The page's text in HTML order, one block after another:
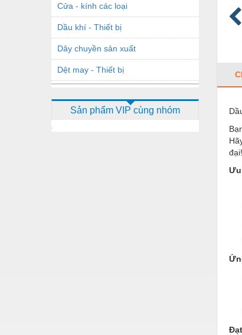
Cửa - kính các loại
Dầu khí - Thiết bị
Dây chuyền sản xuất
Dệt may - Thiết bị
Dịch vụ - Thi công
Sản phẩm VIP cùng nhóm
đại!